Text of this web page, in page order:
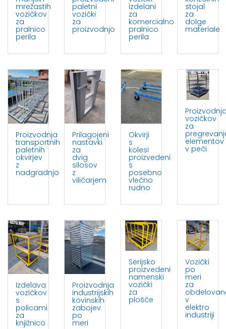
mrežastih
vozičkov
za
pralnico
perila
paletni
vozički
za
proizvodnjo
izdelani
za
komercialno
pralnico
perila
stojal
za
dolge
materiale
Proizvodnja
transportnih
paletnih
okvirjev
z
nadgradnjo
Prilagojeni
nastavki
za
dvig
silosov
z
viličarjem
Okvirji
s
kolesi
proizvedeni
s
posebno
vlečno
rudno
vozičkov
za
elementov
v peči
Izdelava
vozičkov
s
policami
za
knjižnico
Proizvodnja
industrijskih
kovinskih
zabojev
po
meri
Serijsko
proizvedeni
namenski
vozički
za
plošče
Vozički
po
meri
za
v
elektro
industriji